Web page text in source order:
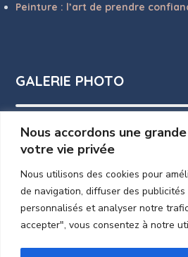
Nous accordons une
votre vie privée
Nous utilisons des cookies pour
de navigation, diffuser des
personnalisés et analyser notre
accepter", vous consentez à notre
Peinture : l’art de prendre
GALERIE PHOTO